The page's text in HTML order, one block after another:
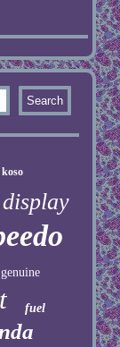
koso
display
genuine
fuel